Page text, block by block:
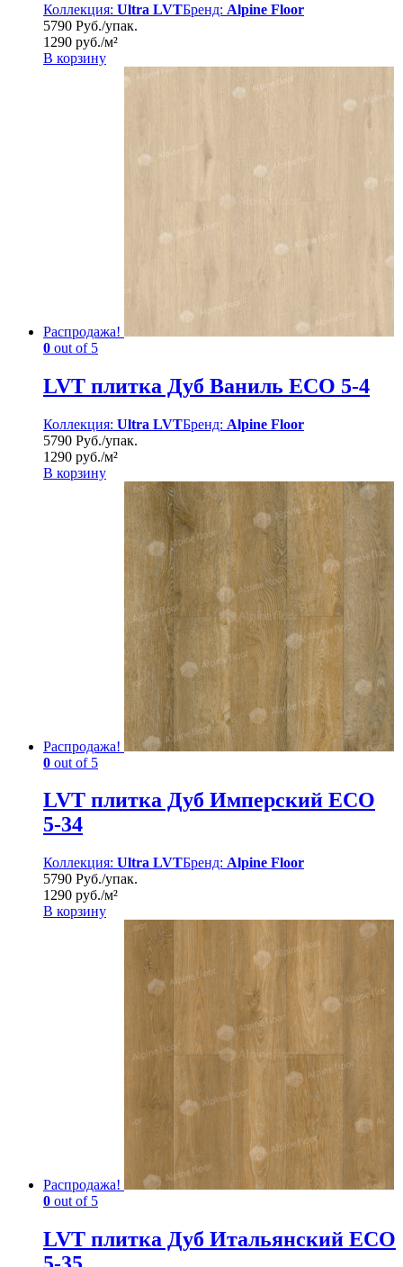
Коллекция: Ultra LVTБренд: Alpine Floor
5790 Руб./упак.
1290 руб./м²
В корзину
Распродажа!
0 out of 5
LVT плитка Дуб Ваниль ЕСО 5-4
Коллекция: Ultra LVTБренд: Alpine Floor
5790 Руб./упак.
1290 руб./м²
В корзину
Распродажа!
0 out of 5
LVT плитка Дуб Имперский ЕСО
5-34
Коллекция: Ultra LVTБренд: Alpine Floor
5790 Руб./упак.
1290 руб./м²
В корзину
Распродажа!
0 out of 5
LVT плитка Дуб Итальянский ЕСО